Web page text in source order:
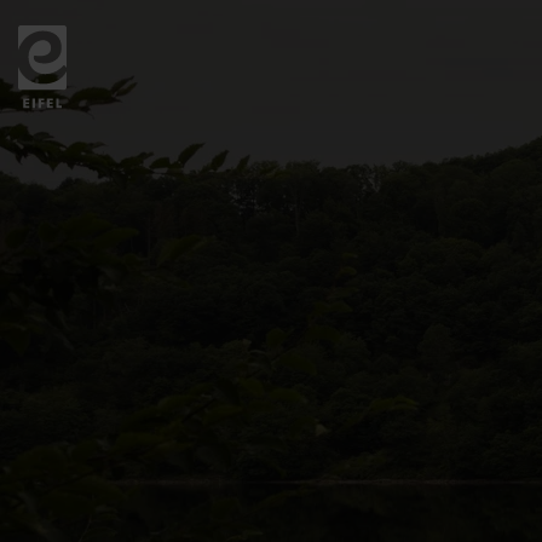
Zurück
zur
Startseite